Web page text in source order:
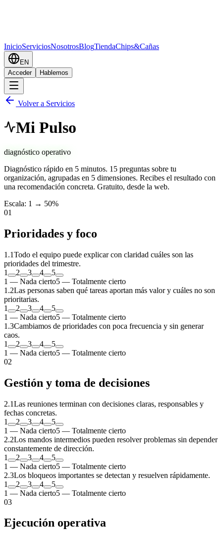
InicioServiciosNosotrosBlogTiendaChips&Cañas
EN
Acceder
Hablemos
Volver a Servicios
Mi Pulso
diagnóstico operativo
Diagnóstico rápido en 5 minutos. 15 preguntas sobre tu
organización, agrupadas en 5 dimensiones. Recibes el resultado con
una recomendación concreta. Gratuito, desde la web.
Escala: 1 → 50%
01
Prioridades y foco
1 .1Todo el equipo puede explicar con claridad cuáles son las
prioridades del trimestre.
1
2 3 4
5
1 — Nada cierto5 — Totalmente cierto
1 .2Las personas saben qué tareas aportan más valor y cuáles no son
prioritarias.
1
2 3 4
5
1 — Nada cierto5 — Totalmente cierto
1 .3Cambiamos de prioridades con poca frecuencia y sin generar
caos.
1
2 3 4
5
1 — Nada cierto5 — Totalmente cierto
02
Gestión y toma de decisiones
2.1Las reuniones terminan con decisiones claras, responsables y
fechas concretas.
1
2 3 4
5
1 — Nada cierto5 — Totalmente cierto
2.2Los mandos intermedios pueden resolver problemas sin depender
constantemente de dirección.
1
2 3 4
5
1 — Nada cierto5 — Totalmente cierto
2.3Los bloqueos importantes se detectan y resuelven rápidamente.
1
2 3 4
5
1 — Nada cierto5 — Totalmente cierto
03
Ejecución operativa